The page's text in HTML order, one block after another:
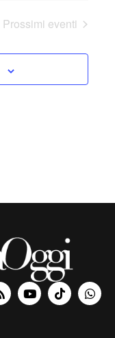
Prossimi eventi